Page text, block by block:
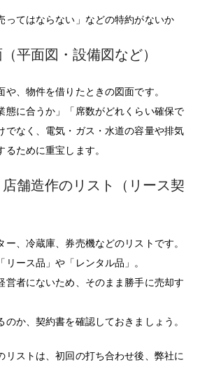
ってはならない」などの特約がないか
平面図・設備図など）
、物件を借りたときの図面です。
態に合うか」「席数がどれくらい確保で
でなく、電気・ガス・水道の容量や排気
ために重宝します。
舗造作のリスト（リース契
、冷蔵庫、券売機などのリストです。
ース品」や「レンタル品」。
営者にないため、そのまま勝手に売却す
のか、契約書を確認しておきましょう。
ストは、初回の打ち合わせ後、弊社に